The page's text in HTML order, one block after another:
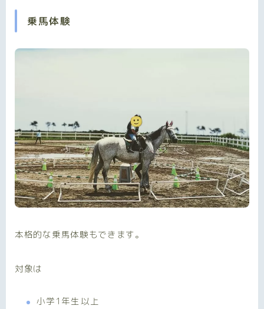
乗馬体験
本格的な乗馬体験もできます。
対象は
小学1年生以上